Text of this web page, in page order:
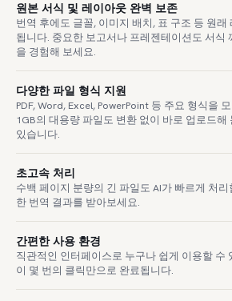
원본 서식 및 레이아웃 완벽 보존
번역 후에도 글꼴, 이미지 배치, 표 구조 등 원래
됩니다. 중요한 보고서나 프레젠테이션도 서식
을 경험해 보세요.
다양한 파일 형식 지원
PDF, Word, Excel, PowerPoint 등 주요 형식을
1GB의 대용량 파일도 변환 없이 바로 업로드해
있습니다.
초고속 처리
수백 페이지 분량의 긴 파일도 AI가 빠르게 처
한 번역 결과를 받아보세요.
간편한 사용 환경
직관적인 인터페이스로 누구나 쉽게 이용할 수
이 몇 번의 클릭만으로 완료됩니다.